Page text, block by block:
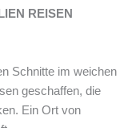
REISEN
Schnitte im weichen
geschaffen, die
Ein Ort von